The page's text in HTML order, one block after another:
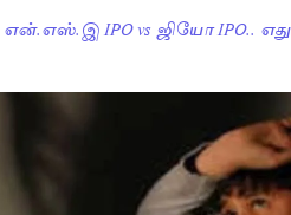
என்.எஸ்.இ IPO vs ஜியோ IPO..